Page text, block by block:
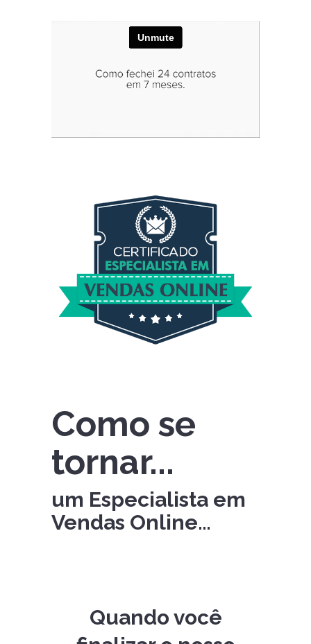
Como se
tornar...
um Especialista em
Vendas Online…
Quando você